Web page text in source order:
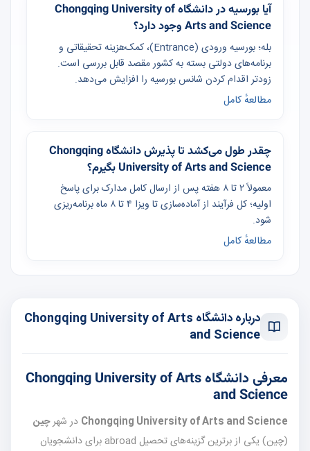
آیا بورسیه در دانشگاه Chongqing University of
Arts and Science وجود دارد؟
بله؛ بورسیه ورودی (Entrance)، کمک‌هزینه تحقیقاتی و
برنامه‌های دولتی بسته به کشور مقصد قابل بررسی است.
زودتر اقدام کردن شانس بورسیه را افزایش می‌دهد.
مطالعهٔ کامل
چقدر طول می‌کشد تا پذیرش دانشگاه Chongqing
University of Arts and Science بگیرم؟
معمولاً ۲ تا ۸ هفته پس از ارسال کامل مدارک برای پاسخ
اولیه؛ کل فرآیند از آماده‌سازی تا ویزا ۴ تا ۸ ماه برنامه‌ریزی
شود.
مطالعهٔ کامل
درباره دانشگاه Chongqing University of Arts
and Science
معرفی دانشگاه Chongqing University of Arts
and Science
Chongqing University of Arts and Science در شهرچین
(چین) یکی از برترین گزینه‌های تحصیل abroad برای دانشجویان